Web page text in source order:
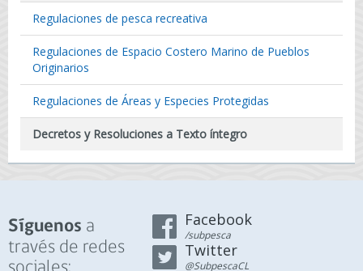
Regulaciones de pesca recreativa
Regulaciones de Espacio Costero Marino de Pueblos
Originarios
Regulaciones de Áreas y Especies Protegidas
Decretos y Resoluciones a Texto íntegro
Síguenos a
través de redes
sociales:
Facebook
/subpesca
Twitter
@SubpescaCL